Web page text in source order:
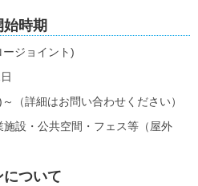
時期
ジョイント)
（詳細はお問い合わせください）
設・公共空間・フェス等（屋外
ついて